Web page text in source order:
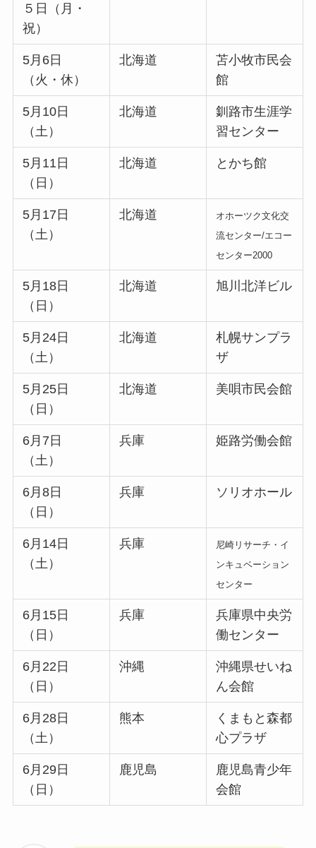
５日（月・
祝）
5月6日
（火・休）
北海道
苫小牧市民会
館
5月10日
（土）
北海道
釧路市生涯学
習センター
5月11日
（日）
北海道 とかち館
5月17日
（土）
北海道
オホーツク文化交
流センター/エコー
センター2000
5月18日
（日）
北海道 旭川北洋ビル
5月24日
（土）
北海道
札幌サンプラ
ザ
5月25日
（日）
北海道 美唄市民会館
6月7日
（土）
兵庫 姫路労働会館
6月8日
（日）
兵庫 ソリオホール
6月14日
（土）
兵庫
尼崎リサーチ・イ
ンキュベーション
センター
6月15日
（日）
兵庫
兵庫県中央労
働センター
6月22日
（日）
沖縄
沖縄県せいね
ん会館
6月28日
（土）
熊本
くまもと森都
心プラザ
6月29日
（日）
鹿児島
鹿児島青少年
会館